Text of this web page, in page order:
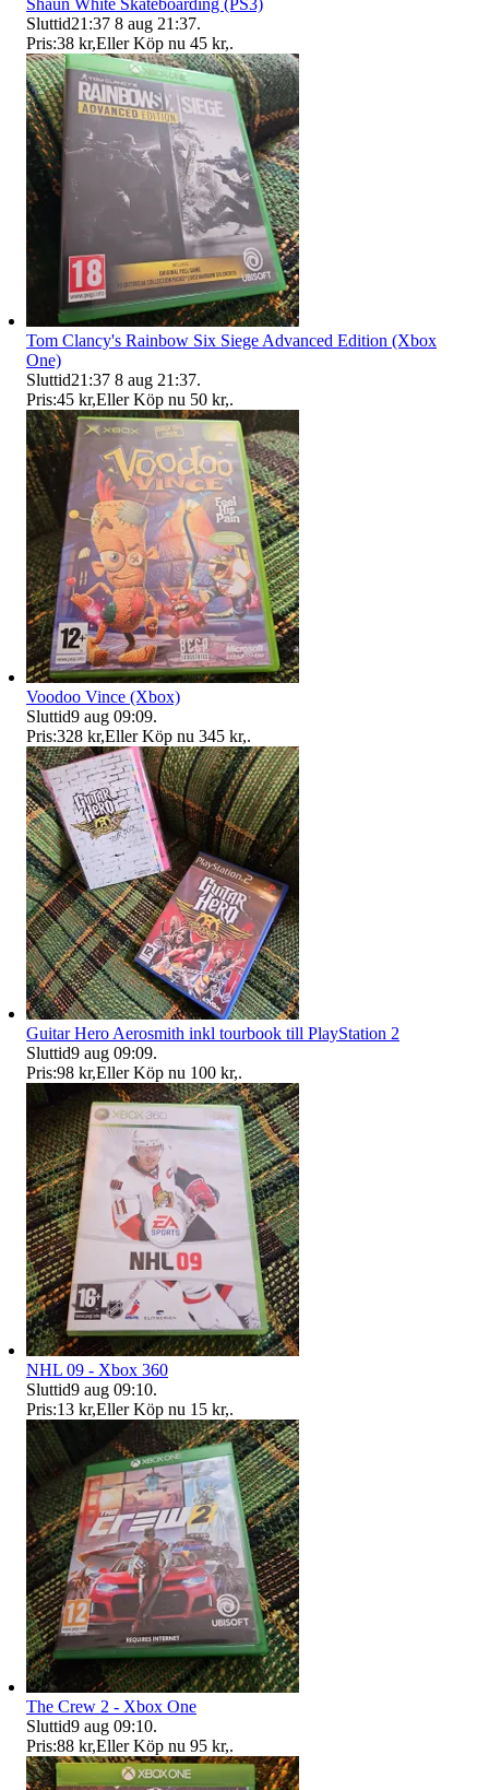
Sluttid21:37 8 aug 21:37.
Pris:38 kr,Eller Köp nu 45 kr,.
Tom Clancy's Rainbow Six Siege Advanced Edition (Xbox
One)
Sluttid21:37 8 aug 21:37.
Pris:45 kr,Eller Köp nu 50 kr,.
Voodoo Vince (Xbox)
Sluttid9 aug 09:09.
Pris:328 kr,Eller Köp nu 345 kr,.
Guitar Hero Aerosmith inkl tourbook till PlayStation 2
Sluttid9 aug 09:09.
Pris:98 kr,Eller Köp nu 100 kr,.
NHL 09 - Xbox 360
Sluttid9 aug 09:10.
Pris:13 kr,Eller Köp nu 15 kr,.
The Crew 2 - Xbox One
Sluttid9 aug 09:10.
Pris:88 kr,Eller Köp nu 95 kr,.